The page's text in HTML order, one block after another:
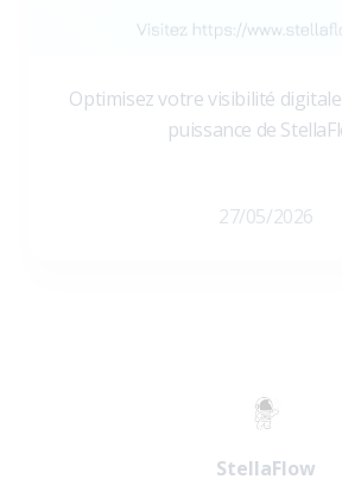
Optimisez votre visibilité
puissance de
27/05/2026
StellaFlow